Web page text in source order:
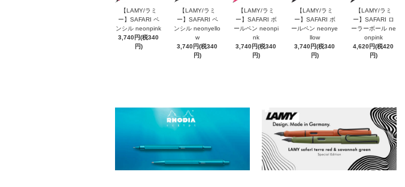
【LAMY/ラミ
ー】SAFARI ペ
ンシル neonpink
3,740円(税340
円)
【LAMY/ラミ
ー】SAFARI ペ
ンシル neonyello
w
3,740円(税340
円)
【LAMY/ラミ
ー】SAFARI ボ
ールペン neonpi
nk
3,740円(税340
円)
【LAMY/ラミ
ー】SAFARI ボ
ールペン neonye
llow
3,740円(税340
円)
【LAMY/ラミ
ー】SAFARI ロ
ーラーボール ne
onpink
4,620円(税420
円)